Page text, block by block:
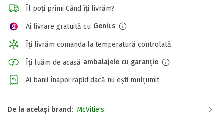
Îl poți primi Când îți livrăm?
Ai livrare gratuită cu Genius
Îți livrăm comanda la temperatură controlată
Îți luăm de acasă ambalajele cu garanție
Ai banii înapoi rapid dacă nu ești mulțumit
De la același brand: McVitie's